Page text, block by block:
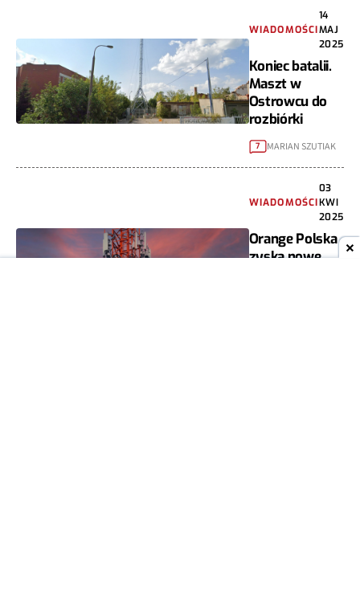
WIADOMOŚCI
14
MAJ
2025
Koniec batalii.
Maszt w
Ostrowcu do
rozbiórki
7 MARIAN SZUTIAK
WIADOMOŚCI
03
KWI
2025
Orange Polska
zyska nowe